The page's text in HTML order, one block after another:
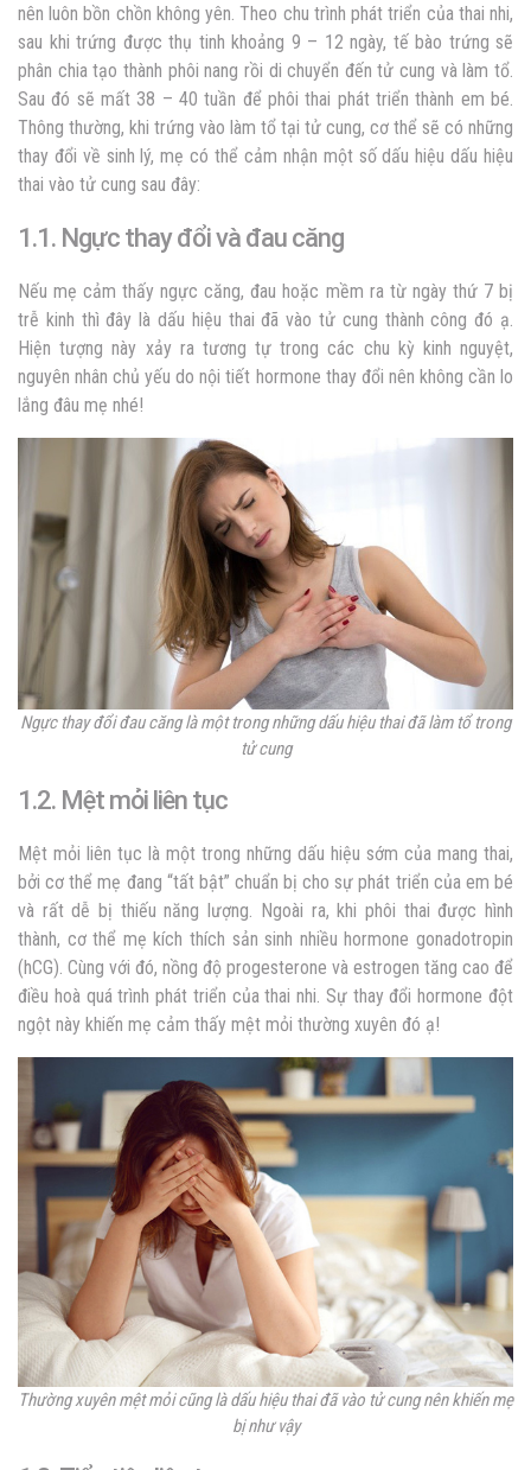
nên luôn bồn chồn không yên.Theo chu trình phát triển của thai nhi,
sau khi trứng được thụ tinh khoảng 9 – 12 ngày, tế bào trứng sẽ
phân chia tạo thành phôi nang rồi di chuyển đến tử cung và làm tổ.
Sau đó sẽ mất 38 – 40 tuần để phôi thai phát triển thành em bé.
Thông thường, khi trứng vào làm tổ tại tử cung, cơ thể sẽ có những
thay đổi về sinh lý, mẹ có thể cảm nhận một số dấu hiệudấu hiệu
thai vào tử cung sau đây:
1.1. Ngực thay đổi và đau căng
Nếu mẹ cảm thấy ngực căng, đau hoặc mềm ra từ ngày thứ 7 bị
trễ kinh thì đây là dấu hiệu thai đã vào tử cung thành công đó ạ.
Hiện tượng này xảy ra tương tự trong các chu kỳ kinh nguyệt,
nguyên nhân chủ yếu do nội tiết hormone thay đổi nên không cần lo
lắng đâu mẹ nhé!
Ngực thay đổi đau căng là một trong nhữngdấu hiệu thai đã làm tổ trong
tử cung
1.2. Mệt mỏi liên tục
Mệt mỏi liên tục là một trong những dấu hiệu sớm của mang thai,
bởi cơ thể mẹ đang “tất bật” chuẩn bị cho sự phát triển của em bé
và rất dễ bị thiếu năng lượng. Ngoài ra, khi phôi thai được hình
thành, cơ thể mẹ kích thích sản sinh nhiều hormone gonadotropin
(hCG). Cùng với đó, nồng độ progesterone và estrogen tăng cao để
điều hoà quá trình phát triển của thai nhi. Sự thay đổi hormone đột
ngột này khiến mẹ cảm thấy mệt mỏi thường xuyên đó ạ!
Thường xuyên mệt mỏi cũng là dấu hiệu thai đã vào tử cung nên khiến mẹ
bị như vậy